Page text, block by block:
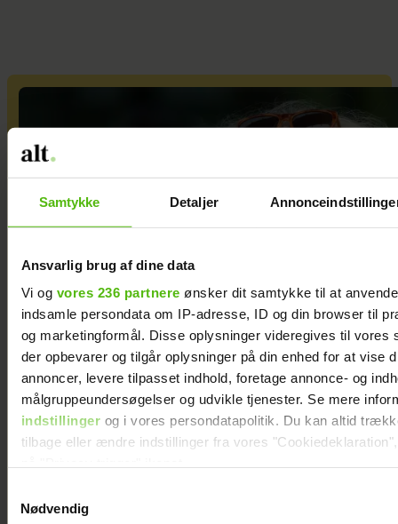
Samtykke Detaljer
Ansvarlig brug af dine data
Vi og vores 236 partnere ønsker dit samtykke til at
indsamle persondata om IP-adresse, ID og din browser til
og marketingformål. Disse oplysninger videregives til vores
der opbevarer og tilgår oplysninger på din enhed for at vise
annoncer, levere tilpasset indhold, foretage annonce- og
målgruppeundersøgelser og udvikle tjenester. Se mere
indstillingerog i vores persondatapolitik. Du kan altid
tilbage eller ændre indstillinger fra vores
Dine valg anvendes på hele websitet.
Nødvendig
Rikke Wölck mærker sin
vrede kraftigere efter
overgangsalderen: "Der
er mange ting, jeg ikke